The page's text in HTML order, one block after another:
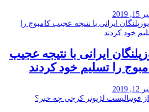
2019
ایرانی با نتیجه عجیب
را تسلیم خود کردند
2019